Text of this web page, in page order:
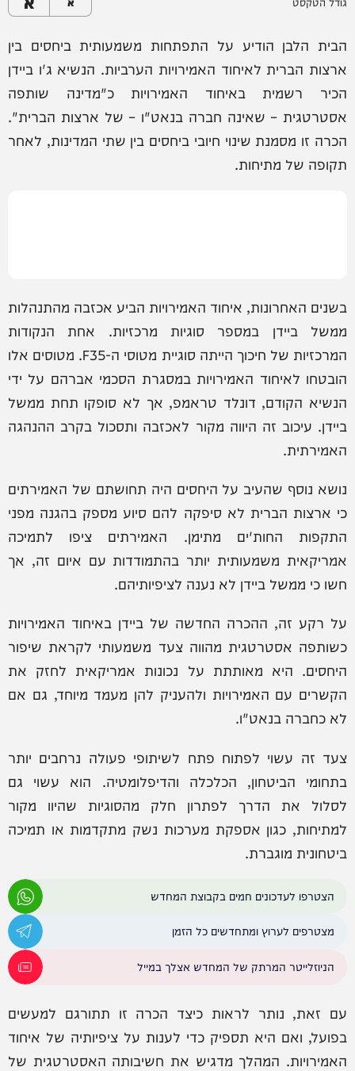
הבית הלבן הודיע על התפתחות משמעותית ביחסים בין
ארצות הברית לאיחוד האמירויות הערביות. הנשיא ג'ו ביידן
הכיר רשמית באיחוד האמירויות כ"מדינה שותפה
אסטרטגית – שאינה חברה בנאט"ו – של ארצות הברית".
הכרה זו מסמנת שינוי חיובי ביחסים בין שתי המדינות, לאחר
תקופה של מתיחות.
בשנים האחרונות, איחוד האמירויות הביע אכזבה מהתנהלות
ממשל ביידן במספר סוגיות מרכזיות. אחת הנקודות
המרכזיות של חיכוך הייתה סוגיית מטוסי ה-F35. מטוסים אלו
הובטחו לאיחוד האמירויות במסגרת הסכמי אברהם על ידי
הנשיא הקודם, דונלד טראמפ, אך לא סופקו תחת ממשל
ביידן. עיכוב זה היווה מקור לאכזבה ותסכול בקרב ההנהגה
האמירתית.
נושא נוסף שהעיב על היחסים היה תחושתם של האמירתים
כי ארצות הברית לא סיפקה להם סיוע מספק בהגנה מפני
התקפות החות'ים מתימן. האמירתים ציפו לתמיכה
אמריקאית משמעותית יותר בהתמודדות עם איום זה, אך
חשו כי ממשל ביידן לא נענה לציפיותיהם.
על רקע זה, ההכרה החדשה של ביידן באיחוד האמירויות
כשותפה אסטרטגית מהווה צעד משמעותי לקראת שיפור
היחסים. היא מאותתת על נכונות אמריקאית לחזק את
הקשרים עם האמירויות ולהעניק להן מעמד מיוחד, גם אם
לא כחברה בנאט"ו.
צעד זה עשוי לפתוח פתח לשיתופי פעולה נרחבים יותר
בתחומי הביטחון, הכלכלה והדיפלומטיה. הוא עשוי גם
לסלול את הדרך לפתרון חלק מהסוגיות שהיוו מקור
למתיחות, כגון אספקת מערכות נשק מתקדמות או תמיכה
ביטחונית מוגברת.
הצטרפו לעדכונים חמים בקבוצת המחדש
מצטרפים לערוץ ומתחדשים כל הזמן
הניוזלייטר המרתק של המחדש אצלך במייל
עם זאת, נותר לראות כיצד הכרה זו תתורגם למעשים
בפועל, ואם היא תספיק כדי לענות על ציפיותיה של איחוד
האמירויות. המהלך מדגיש את חשיבותה האסטרטגית של